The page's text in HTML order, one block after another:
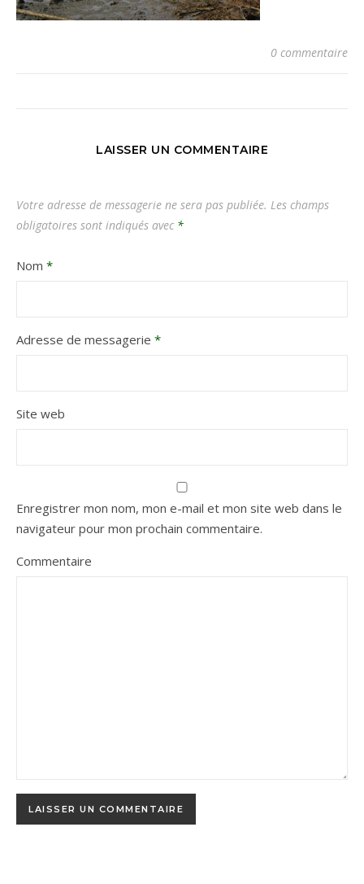
0 commentaire
LAISSER UN COMMENTAIRE
Votre adresse de messagerie ne sera pas publiée. Les champs
obligatoires sont indiqués avec *
Nom *
Adresse de messagerie *
Site web
Enregistrer mon nom, mon e-mail et mon site web dans le
navigateur pour mon prochain commentaire.
Commentaire